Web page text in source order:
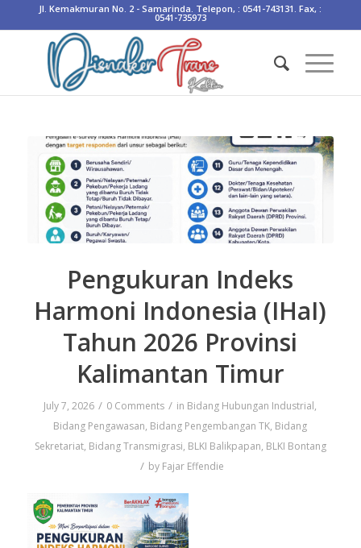
Jl. Kemakmuran No. 2 - Samarinda. Telepon, : 0541-743131. Fax, :
0541-735973
Pengukuran Indeks
Harmoni Indonesia (IHaI)
Tahun 2026 Provinsi
Kalimantan Timur
July 7, 2026 / 0 Comments / in Bidang Hubungan Industrial,
Bidang Pengawasan, Bidang Pengembangan TK, Bidang
Sekretariat, Bidang Transmigrasi, BLKI Balikpapan, BLKI Bontang
/ by Fajar Effendie